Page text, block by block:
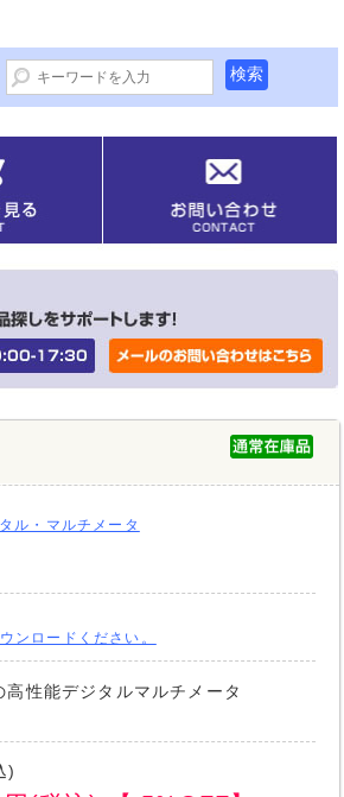
ル・マルチメータ
ンロードください。
性能デジタルマルチメータ
)